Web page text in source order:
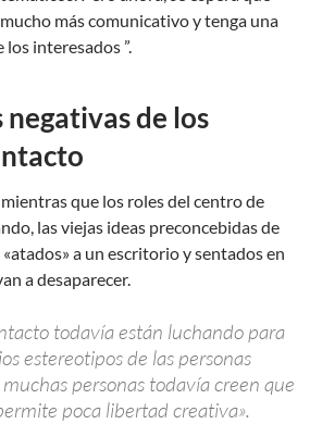
más comunicativo y tenga una
interesados ​”.
de los
que los roles del centro de
las viejas ideas preconcebidas de
a un escritorio y sentados en
a desaparecer.
todavía están luchando para
estereotipos de las personas
personas todavía creen que
poca libertad creativa».